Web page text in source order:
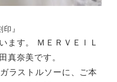
』
ます。 ＭＥＲＶＥＩＬ
真奈美です。
ラストルソーに、ご本